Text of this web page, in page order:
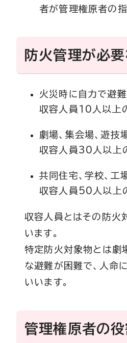
者が管理権原者の指
防火管理が必
火災時に自力で避
収容人員10人以上
劇場、集会場、遊技
収容人員30人以上
共同住宅、学校、工
収容人員50人以上
収容人員とはその防火
います。
特定防火対象物とは劇
な避難が困難で、人命
いいます。
管理権原者の役